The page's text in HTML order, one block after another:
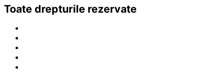
Toate drepturile rezervate